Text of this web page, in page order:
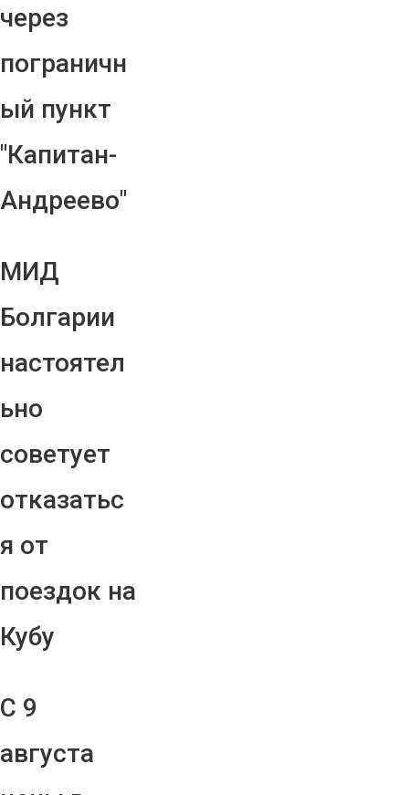
через
пограничн
ый пункт
"Капитан-
Андреево"
МИД
Болгарии
настоятел
ьно
советует
отказатьс
я от
поездок на
Кубу
С 9
августа